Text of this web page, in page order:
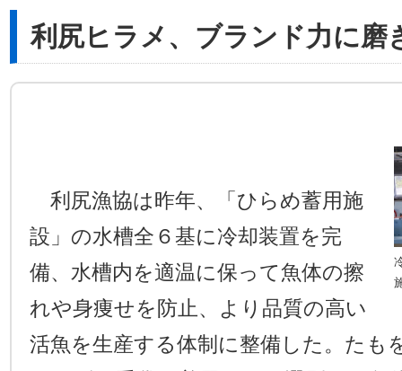
利尻ヒラメ、ブランド力に磨
利尻漁協は昨年、「ひらめ蓄用施
設」の水槽全６基に冷却装置を完
備、水槽内を適温に保って魚体の擦
れや身痩せを防止、より品質の高い
活魚を生産する体制に整備した。たも